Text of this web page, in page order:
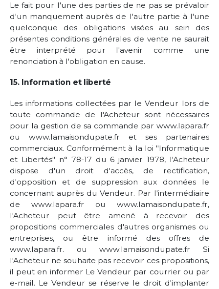
Le fait pour l'une des parties de ne pas se prévaloir
d'un manquement auprès de l'autre partie à l'une
quelconque des obligations visées au sein des
présentes conditions générales de vente ne saurait
être interprété pour l'avenir comme une
renonciation à l'obligation en cause.
15. Information et liberté
Les informations collectées par le Vendeur lors de
toute commande de l'Acheteur sont nécessaires
pour la gestion de sa commande par www.lapara.fr
ou www.lamaisondupate.fr et ses partenaires
commerciaux. Conformément à la loi "Informatique
et Libertés" n° 78-17 du 6 janvier 1978, l'Acheteur
dispose d'un droit d'accès, de rectification,
d'opposition et de suppression aux données le
concernant auprès du Vendeur. Par l'intermédiaire
de www.lapara.fr ou www.lamaisondupate.fr,
l'Acheteur peut être amené à recevoir des
propositions commerciales d'autres organismes ou
entreprises, ou être informé des offres de
www.lapara.fr. ou www.lamaisondupate.fr Si
l'Acheteur ne souhaite pas recevoir ces propositions,
il peut en informer Le Vendeur par courrier ou par
e-mail. Le Vendeur se réserve le droit d'implanter